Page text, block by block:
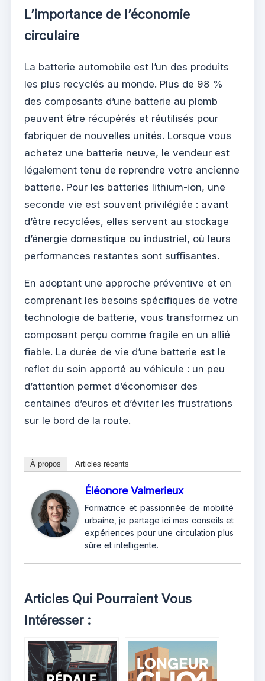
L’importance de l’économie
circulaire
La batterie automobile est l’un des produits
les plus recyclés au monde. Plus de 98 %
des composants d’une batterie au plomb
peuvent être récupérés et réutilisés pour
fabriquer de nouvelles unités. Lorsque vous
achetez une batterie neuve, le vendeur est
légalement tenu de reprendre votre ancienne
batterie. Pour les batteries lithium-ion, une
seconde vie est souvent privilégiée : avant
d’être recyclées, elles servent au stockage
d’énergie domestique ou industriel, où leurs
performances restantes sont suffisantes.
En adoptant une approche préventive et en
comprenant les besoins spécifiques de votre
technologie de batterie, vous transformez un
composant perçu comme fragile en un allié
fiable. La durée de vie d’une batterie est le
reflet du soin apporté au véhicule : un peu
d’attention permet d’économiser des
centaines d’euros et d’éviter les frustrations
sur le bord de la route.
À propos Articles récents
Éléonore Valmerieux
Formatrice et passionnée de mobilité
urbaine, je partage ici mes conseils et
expériences pour une circulation plus
sûre et intelligente.
Articles Qui Pourraient Vous
Intéresser :